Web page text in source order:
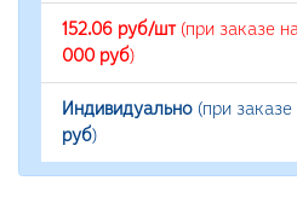
152.06 руб/шт(при заказе
000 руб)
Индивидуально (при
руб)